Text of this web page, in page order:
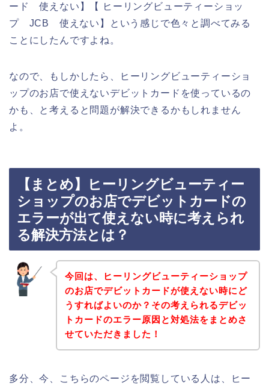
ード 使えない】【 ヒーリングビューティーショッ
プ JCB 使えない】という感じで色々と調べてみる
ことにしたんですよね。
なので、もしかしたら、ヒーリングビューティーショ
ップのお店で使えないデビットカードを使っているの
かも、と考えると問題が解決できるかもしれません
よ。
【まとめ】ヒーリングビューティー
ショップのお店でデビットカードの
エラーが出て使えない時に考えられ
る解決方法とは？
今回は、ヒーリングビューティーショップ
のお店でデビットカードが使えない時にど
うすればよいのか？その考えられるデビッ
トカードのエラー原因と対処法をまとめさ
せていただきました！
多分、今、こちらのページを閲覧している人は、ヒー